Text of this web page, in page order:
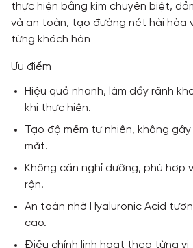
thực hiện bằng kim chuyên biệt,
và an toàn, tạo đường nét hài hòa
từng khách hàn
Ưu điểm
Hiệu quả nhanh, làm đầy rãnh
khi thực hiện.
Tạo độ mềm tự nhiên, không
mặt.
Không cần nghỉ dưỡng, phù hợp
rộn.
An toàn nhờ Hyaluronic Acid
cao.
Điều chỉnh linh hoạt theo từng